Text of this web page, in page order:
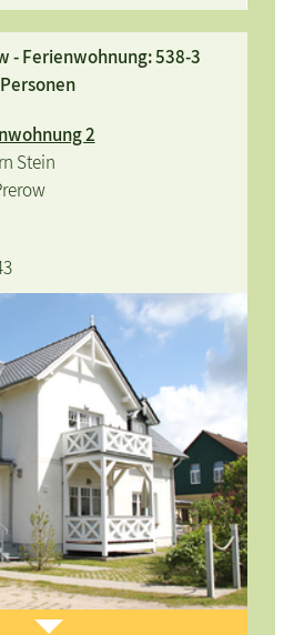
- Ferienwohnung: 538-3
2
Stein